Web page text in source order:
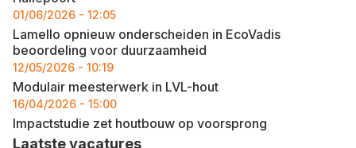
01/06/2026 - 12:05
Lamello opnieuw onderscheiden in EcoVadis
beoordeling voor duurzaamheid
12/05/2026 - 10:19
Modulair meesterwerk in LVL-hout
16/04/2026 - 15:00
Impactstudie zet houtbouw op voorsprong
Laatste vacatures